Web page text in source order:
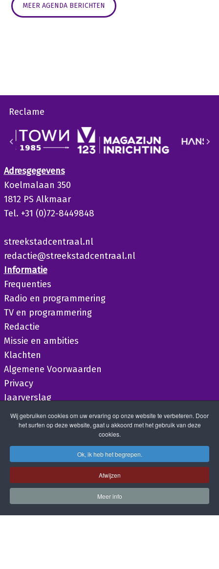
MEER AGENDA BERICHTEN
Reclame
Adresgegevens
Koelmalaan 350
1812 PS Alkmaar
Tel. +31 (0)72-8449848
streekstadcentraal.nl
redactie@streekstadcentraal.nl
Informatie
Frequenties
Radio en programmering
TV en programmering
Redactie
Missie en ambities
Klachten
Algemene Voorwaarden
Privacy
Jaarverslag
Wij gebruiken cookies om uw ervaring op onze website te verbeteren. Door
het surfen op deze website, gaat u akkoord met het gebruik van deze
cookies.
Ok, ik heb het begrepen.
Afwijzen
Meer info